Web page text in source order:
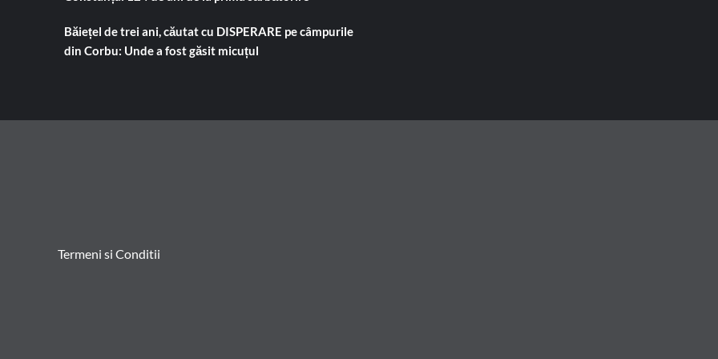
Băiețel de trei ani, căutat cu DISPERARE pe câmpurile
din Corbu: Unde a fost găsit micuțul
Termeni si Conditii